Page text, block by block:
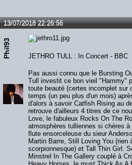
13/07/2018 22:26:56
Phil93 JETHRO TULL : In Concert - BBC
Pas aussi connu que le Bursting
Tull investit ce bon vieil "Hammy"
toute beauté (certes incomplet sur
temps (un peu plus d'un mois)
d'alors à savoir Catfish Rising au
retrouve d'ailleurs 4 titres de ce
Love, le fabuleux Rocks On The
atmosphères tulliennes si chères
flute ensorceleuse du sieur
Martin Barre, Still Loving You (rien
scorpionnesque) et Tall Thin Girl.
Minstrel In The Gallery couplé à